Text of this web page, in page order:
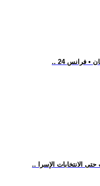
• فرانس 24
الانتخابات الإسرا